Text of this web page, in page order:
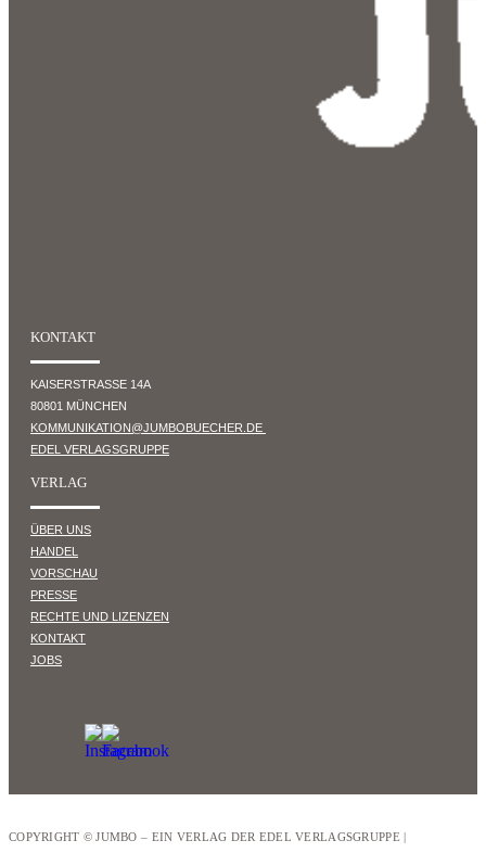
KONTAKT
KAISERSTRASSE 14A
80801 MÜNCHEN
KOMMUNIKATION@JUMBOBUECHER.DE
EDEL VERLAGSGRUPPE
VERLAG
ÜBER UNS
HANDEL
VORSCHAU
PRESSE
RECHTE UND LIZENZEN
KONTAKT
JOBS
COPYRIGHT © JUMBO – EIN VERLAG DER EDEL VERLAGSGRUPPE |